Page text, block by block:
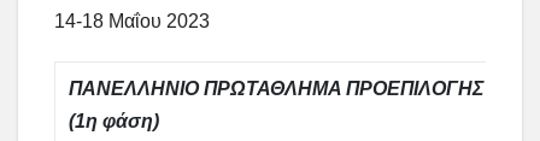
14-18 Μαΐου 2023
ΠΑΝΕΛΛΗΝΙΟ ΠΡΩΤΑΘΛΗΜΑ ΠΡΟΕΠΙΛΟΓΗΣ
(1η φάση)